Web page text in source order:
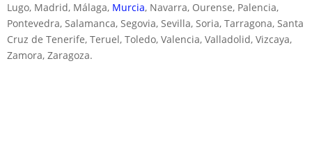
Lugo, Madrid, Málaga, Murcia, Navarra, Ourense, Palencia,
Pontevedra, Salamanca, Segovia, Sevilla, Soria, Tarragona, Santa
Cruz de Tenerife, Teruel, Toledo, Valencia, Valladolid, Vizcaya,
Zamora, Zaragoza.